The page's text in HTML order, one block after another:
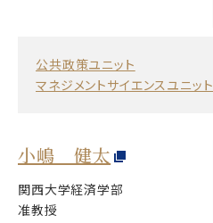
公共政策ユニット
マネジメントサイエンスユニット
小嶋 健太
関西大学経済学部
准教授